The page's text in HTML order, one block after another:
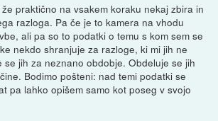
praktično na vsakem koraku nekaj zbira in
razloga. Pa če je to kamera na vhodu
ali pa so to podatki o temu s kom sem se
nekdo shranjuje za razloge, ki mi jih ne
se jih za neznano obdobje. Obdeluje se jih
Bodimo pošteni: nad temi podatki se
pa lahko opišem samo kot poseg v svojo